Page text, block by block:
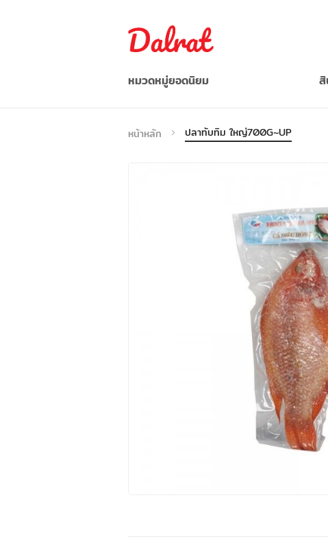
หมวดหมู่ยอดนิยม
อาหาร/ผลไม้/ผัก
หน้าหลัก ปลาทับทิม ใหญ่700G~UP